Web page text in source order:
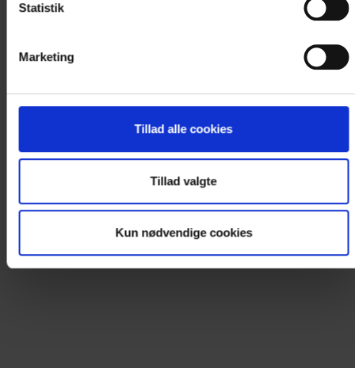
Statistik
Marketing
Tillad alle cookies
Tillad valgte
Kun nødvendige cookies
Dobbeltværelserne er indrettet med bad/toilet.
1.740 DKK
Vælg værelse